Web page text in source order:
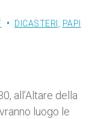
DICASTERI PAPI
all’Altare della
luogo le